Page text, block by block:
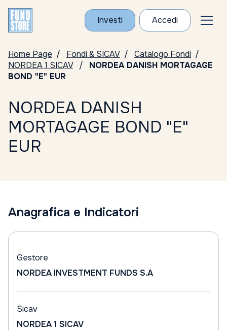
Investi Accedi
Home Page Fondi & SICAV
Catalogo Fondi
NORDEA 1 SICAV
NORDEA DANISH MORTAGAGE
BOND "E" EUR
NORDEA DANISH
MORTAGAGE BOND "E"
EUR
Anagrafica e Indicatori
Gestore
NORDEA INVESTMENT FUNDS S.A
Sicav
NORDEA 1 SICAV